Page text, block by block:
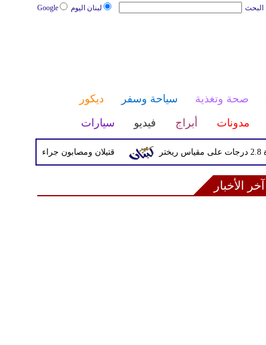
لبنان اليوم Google البحث
صحة وتغذية سياحة وسفر
ديكور
مدونات أبراج فيديو سيارات
قتيلان ومصابون جراء 14 غارة إسرائيلية على شرق وجنوب لبنان
آخر الأخبار